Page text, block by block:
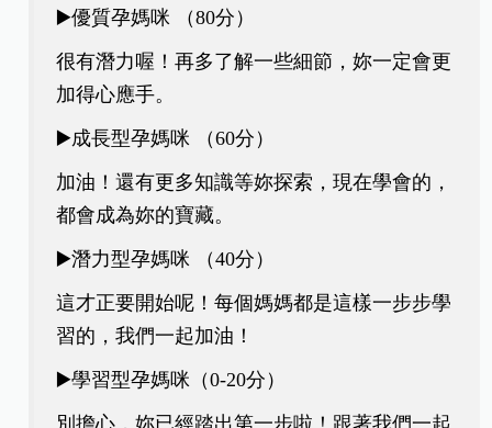
▶️優質孕媽咪 （80分）
很有潛力喔！再多了解一些細節，妳一定會更
加得心應手。
▶️成長型孕媽咪 （60分）
加油！還有更多知識等妳探索，現在學會的，
都會成為妳的寶藏。
▶️潛力型孕媽咪 （40分）
這才正要開始呢！每個媽媽都是這樣一步步學
習的，我們一起加油！
▶️學習型孕媽咪（0-20分）
別擔心，妳已經踏出第一步啦！跟著我們一起